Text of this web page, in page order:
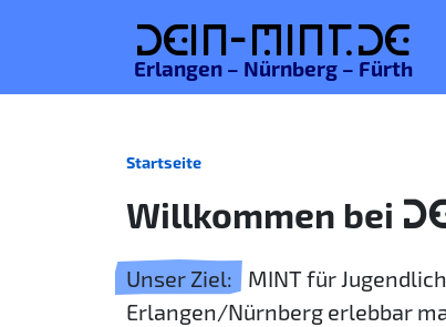
Dein-MINT.de
Erlangen – Nürnberg – Fürth
Startseite
Willkommen bei
Unser Ziel:
MINT für
Erlangen/Nürnberg erlebbar